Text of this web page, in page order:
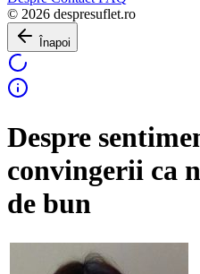
© 2026 despresuflet.ro
Înapoi
Despre
convingerii ca
de bun